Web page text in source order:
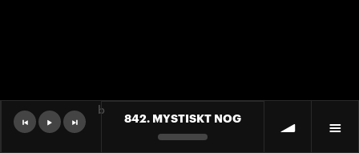
842. MYSTISKT NOG
b